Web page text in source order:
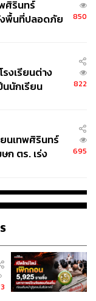
ของ แซ็ค แฟร์
เป็นไปตาม
ด้มีการใส่เสียง
ของตัวละครและ
งเพลงประกอบ
ยังคงกลิ่นอายของ
มีจะวางจำหน่าย
Nintendo Switch
ศิรินทร์
พื้นที่ปลอดภัย
850
งเรียนต่าง
นนักเรียน
822
นเทพศิรินทร์
ก ตร. เร่ง
695